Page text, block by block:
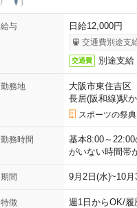
給与 日給12,000円
交通費別途支
交通費 別途支給
勤務地
大阪市東住吉区
長居(阪和線)駅
スポーツの祭典
勤務時間
基本8:00～
がいない時間帯
期間 9月2日(水)~10
特徴 週1日からOK/履